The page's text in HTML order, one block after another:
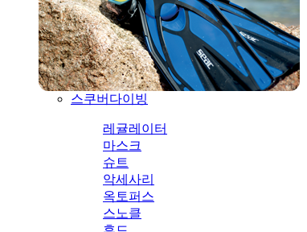
스쿠버다이빙
레귤레이터
마스크
슈트
악세사리
옥토퍼스
스노클